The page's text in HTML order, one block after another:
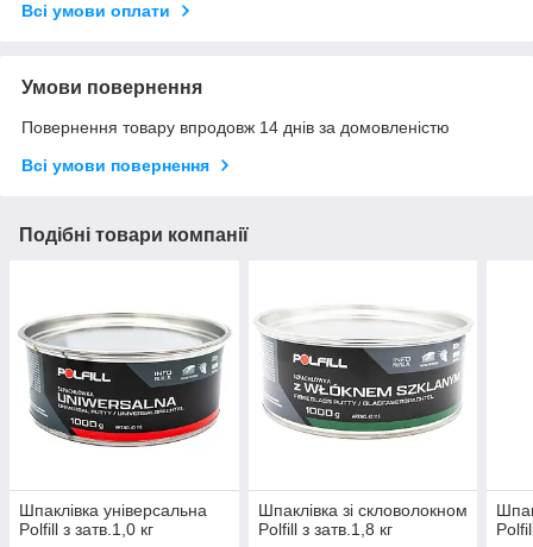
Всі умови оплати
Умови повернення
Повернення товару впродовж 14 днів за домовленістю
Всі умови повернення
Подібні товари компанії
Шпаклівка універсальна
Polfill з затв.1,0 кг
Шпаклівка зі скловолокном
Polfill з затв.1,8 кг